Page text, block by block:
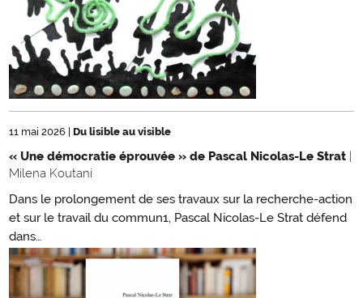
11 mai 2026 Du lisible au visible
« Une démocratie éprouvée » de Pascal Nicolas-Le Strat |
Milena Koutani
Dans le prolongement de ses travaux sur la recherche-action
et sur le travail du commun1, Pascal Nicolas-Le Strat défend
dans…